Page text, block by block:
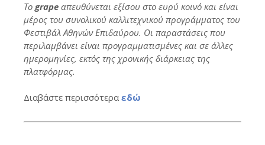
Τοgrape απευθύνεται εξίσου στο ευρύ κοινό και είναι
μέρος του συνολικού καλλιτεχνικού προγράμματος του
Φεστιβάλ Αθηνών Επιδαύρου. Οι παραστάσεις που
περιλαμβάνει είναι προγραμματισμένες και σε άλλες
ημερομηνίες, εκτός της χρονικής διάρκειας της
πλατφόρμας.
Διαβάστε περισσότερα εδώ